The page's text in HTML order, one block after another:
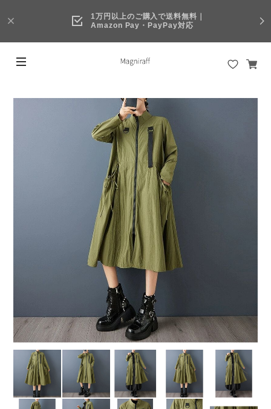
1万円以上のご購入で送料無料｜
Amazon Pay・PayPay対応